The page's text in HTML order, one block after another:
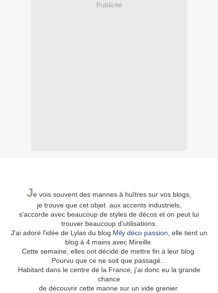
Publicité
Je vois souvent des mannes à huîtres sur vos blogs,
je trouve que cet objet aux accents industriels,
s'accorde avec beaucoup de styles de décos et on peut lui
trouver beaucoup d'utilisations.
J'ai adoré l'idée de Lylas du blog Mily déco passion , elle tient un
blog à 4 mains avec Mireille.
Cette semaine, elles ont décidé de mettre fin à leur blog.
Pourvu que ce ne soit que passagé...
Habitant dans le centre de la France, j'ai donc eu la grande
chance
de découvrir cette manne sur un vide grenier.